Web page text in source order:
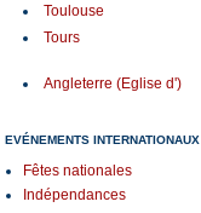
Toulouse
Tours
Angleterre (Eglise d')
EVÉNEMENTS INTERNATIONAUX
Fêtes nationales
Indépendances